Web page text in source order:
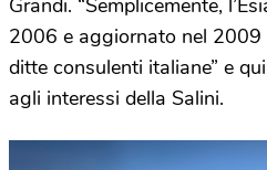
2006 e aggiornato nel 2009
ditte consulenti italiane” e
agli interessi della Salini.